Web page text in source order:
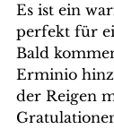
Es ist ein
perfekt für
Bald
Erminio
der Reigen